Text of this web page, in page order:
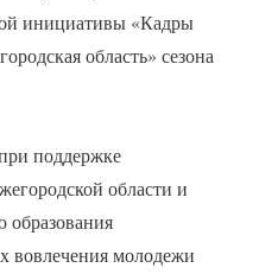
инициативы «Кадры
область» сезона
поддержке
области и
образования
вовлечения молодежи